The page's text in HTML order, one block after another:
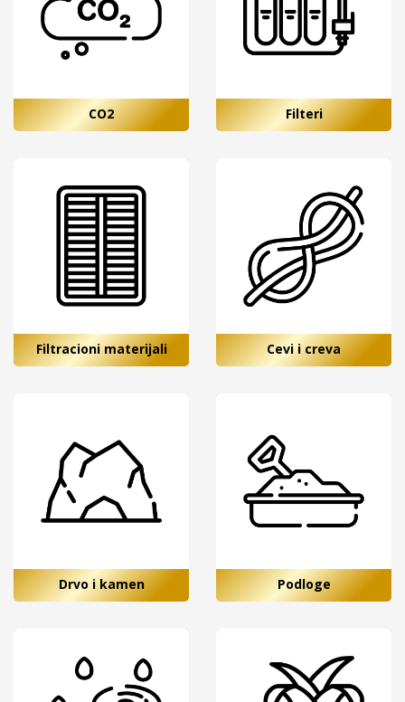
CO2 Filteri
Filtracioni materijali Cevi i creva
Drvo i kamen Podloge